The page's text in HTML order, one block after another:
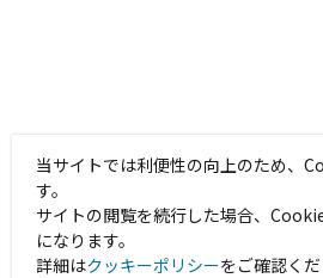
当サイトでは利便性の向上のため、
す。
サイトの閲覧を続行した場合、
になります。
詳細はクッキーポリシーをご確認くだ